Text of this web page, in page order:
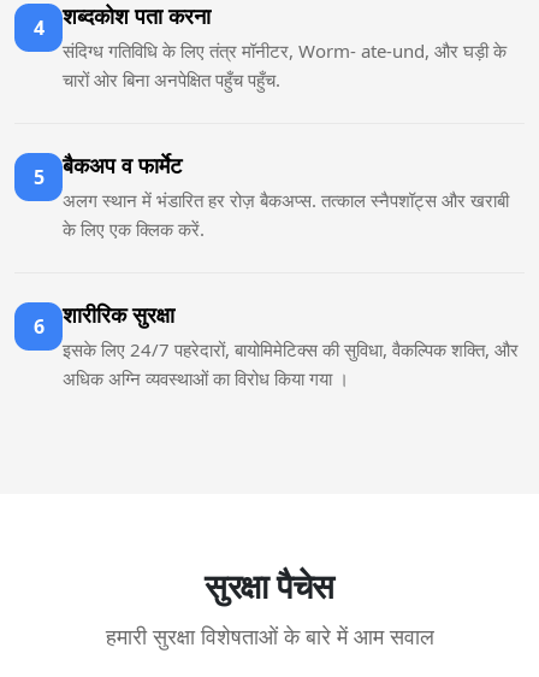
4 शब्दकोश पता करना
संदिग्ध गतिविधि के लिए तंत्र मॉनीटर, Worm- ate-und, और घड़ी के
चारों ओर बिना अनपेक्षित पहुँच पहुँच.
5 बैकअप व फार्मेट
अलग स्थान में भंडारित हर रोज़ बैकअप्स. तत्काल स्नैपशॉट्स और खराबी
के लिए एक क्लिक करें.
6 शारीरिक सुरक्षा
इसके लिए 24/7 पहरेदारों, बायोमिमेटिक्स की सुविधा, वैकल्पिक शक्‍ति, और
अधिक अग्नि व्यवस्थाओं का विरोध किया गया ।
सुरक्षा पैचेस
हमारी सुरक्षा विशेषताओं के बारे में आम सवाल